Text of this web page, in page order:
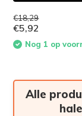
€18,29
€5,92
Nog 1 op
Alle